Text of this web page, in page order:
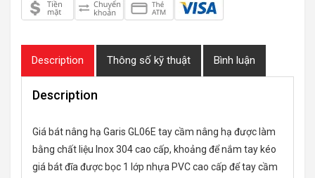
Description Thông số kỹ thuật Bình luận
Description
Giá bát nâng hạ Garis GL06E tay cầm nâng hạ được làm
bằng chất liệu Inox 304 cao cấp, khoảng để nắm tay kéo
giá bát đĩa được bọc 1 lớp nhựa PVC cao cấp để tay cầm